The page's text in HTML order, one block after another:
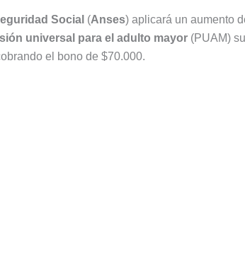
Social (Anses) aplicará un aumento
universal para el adulto mayor (PUAM)
el bono de $70.000.